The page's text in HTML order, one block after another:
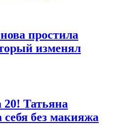
простила
изменял
20! Татьяна
себя без макияжа